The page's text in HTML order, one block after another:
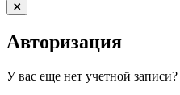
Авторизация
У вас еще нет учетной записи?